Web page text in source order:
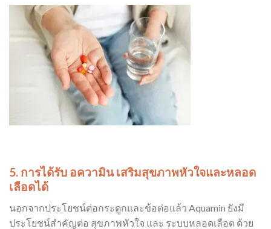
5. การได้รับ อความินเสริมสุขภาพหัวใจและหลอด
เลือดได้
นอกจากประโยชน์ต่อกระดูกและข้อต่อแล้ว Aquamin ยังมี
ประโยชน์สำคัญต่อ สุขภาพหัวใจ และ ระบบหลอดเลือด ด้วย